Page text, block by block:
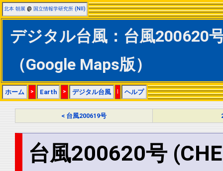
北本 朝展 @ 国立情報学研究所 (NII)
デジタル台風：台風200620
（Google Maps版）
ホーム > Earth > デジタル台風 | ヘルプ
< 台風200619号
台風200620号